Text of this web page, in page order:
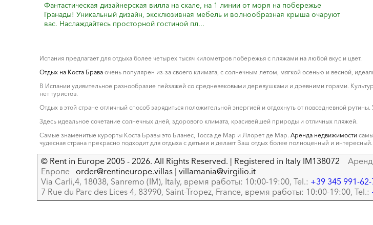
Фантастическая дизайнерская вилла на скале, на 1 линии от моря на побережье
Гранады! Уникальный дизайн, эксклюзивная мебель и волнообразная крыша очаруют
вас. Наслаждайтесь просторной гостиной пл...
Испания предлагает для отдыха более четырех тысяч километров побережья с пляжами на любой вкус и цвет.
Отдых на Коста Брава очень популярен из-за своего климата, с солнечным летом, мягкой осенью и весной,
В Испании удивительное разнообразие пейзажей со средневековыми деревушками и древними горами.
нет туристов.
Отдых в этой стране отличный способ зарядиться положительной энергией и отдохнуть от повседневной
Здесь идеальное сочетание солнечных дней, здорового климата, красивейшей природы и отличных пляжей.
Самые знаменитые курорты Коста Бравы это Бланес, Тосса де Мар и Ллорет де Мар. Аренда недвижимости
чудесная страна прекрасно подходит для отдыха с детьми и делает Ваш отдых более полноценный и интересный.
© Rent in Europe 2005 - 2026. All Rights Reserved. | Registered in Italy IM138072
Европе
order@rentineurope.villas | villamania@virgilio.it
Via Carli,4, 18038, Sanremo (IM), Italy, время работы: 10:00-19:00, Tel.: +39 345 991-62-
7 Rue du Parc des Lices 4, 83990, Saint-Tropez, France, время работы: 10:00-19:00, Tel.: